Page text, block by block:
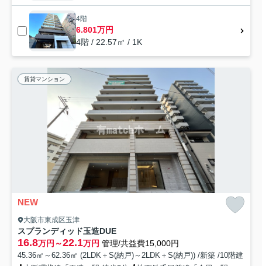
4階
6.801万円
4階 / 22.57㎡ / 1K
賃貸マンション
NEW
大阪市東成区玉津
スプランディッド玉造DUE
16.8万円～22.1万円 管理/共益費15,000円
45.36㎡～62.36㎡ (2LDK＋S(納戸)～2LDK＋S(納戸)) /新築 /10階建